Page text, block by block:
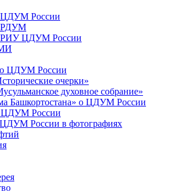
ЦДУМ России
РДУМ
РИУ ЦДУМ России
ЦДУМ России
очерки»
духовное собрание»
Башкортостана» о ЦДУМ России
ЦДУМ России
России в фотографиях